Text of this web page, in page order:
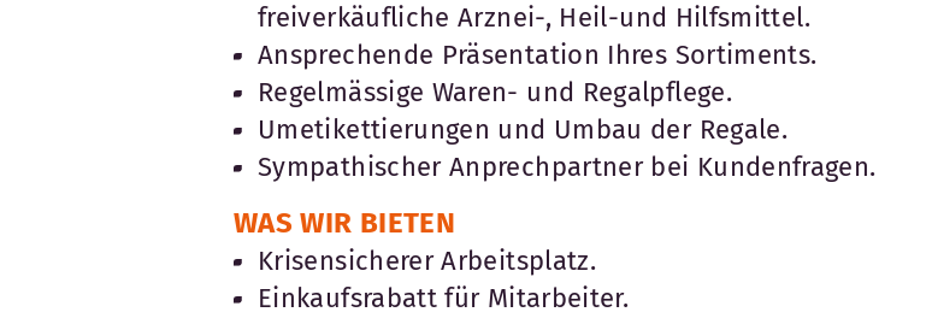
freiverkäufliche Arznei-, Heil-und Hilfsmittel.
Ansprechende Präsentation Ihres Sortiments.
Regelmässige Waren- und Regalpflege.
Umetikettierungen und Umbau der Regale.
Sympathischer Anprechpartner bei Kundenfragen.
WAS WIR BIETEN
Krisensicherer Arbeitsplatz.
Einkaufsrabatt für Mitarbeiter.